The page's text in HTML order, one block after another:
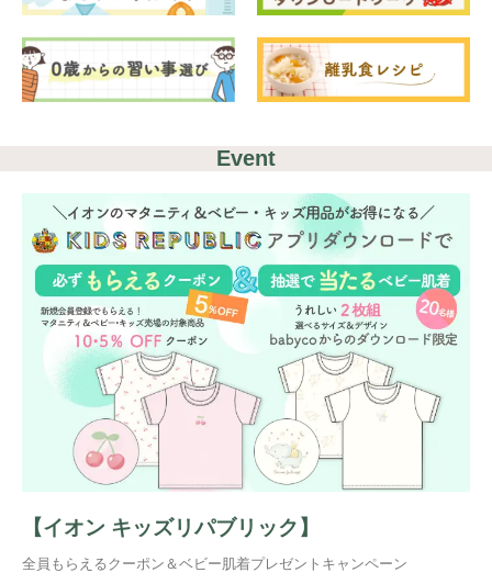
Event
【イオン キッズリパブリック】
全員もらえるクーポン＆ベビー肌着プレゼントキャンペーン